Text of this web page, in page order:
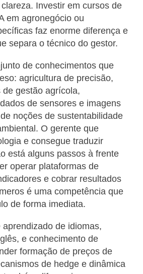
Investir em cursos de
em agronegócio ou
faz enorme diferença e
separa o técnico do gestor.
de conhecimentos que
agricultura de precisão,
de gestão agrícola,
de sensores e imagens
noções de sustentabilidade
O gerente que
e consegue traduzir
está alguns passos à frente
operar plataformas de
e cobrar resultados
é uma competência que
de forma imediata.
de idiomas,
e conhecimento de
formação de preços de
de hedge e dinâmica